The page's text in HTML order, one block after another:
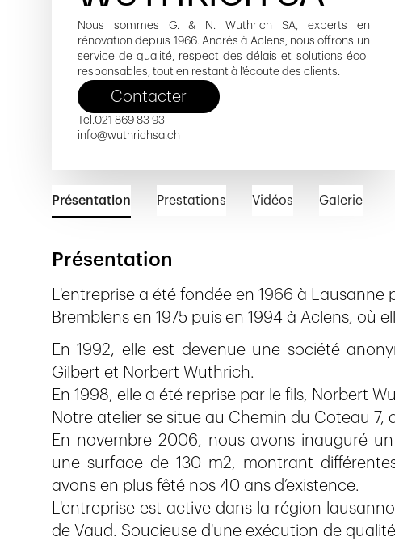
Nous sommes G. & N. Wuthrich SA, experts en
rénovation depuis 1966. Ancrés à Aclens, nous offrons un
service de qualité, respect des délais et solutions éco-
responsables, tout en restant à l'écoute des clients.
Contacter
Tel.021 869 83 93
info@wuthrichsa.ch
Présentation Prestations Vidéos Galerie
Présentation
L'entreprise a été fondée en 1966 à Lausanne
Bremblens en 1975 puis en 1994 à Aclens, où
En 1992, elle est devenue une société
Gilbert et Norbert Wuthrich.
En 1998, elle a été reprise par le fils, Norbert
Notre atelier se situe au Chemin du Coteau 7,
En novembre 2006, nous avons inauguré un
une surface de 130 m2, montrant
avons en plus fêté nos 40 ans d’existence.
L'entreprise est active dans la région
de Vaud. Soucieuse d'une exécution de